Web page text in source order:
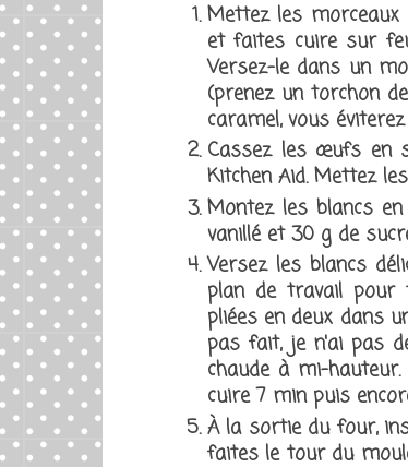
Mettez les morceaux
et faites cuire sur
Versez-le dans un
(prenez un torchon
caramel, vous
Cassez les œufs en
Kitchen Aid. Mettez
Montez les blancs
vanillé et 30 g de
Versez les blancs
plan de travail pour
pliées en deux dans
pas fait, je n'ai pas
chaude à mi-
cuire 7 min puis
À la sortie du four,
faites le tour du